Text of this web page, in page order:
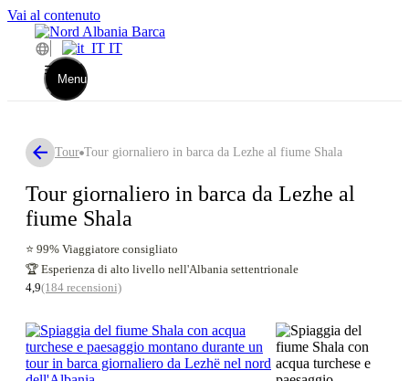
Vai al contenuto
IT
Menu
Tour Tour giornaliero in barca da Lezhe al fiume Shala
Tour giornaliero in barca da Lezhe al
fiume Shala
⭐ 99% Viaggiatore consigliato
🏆 Esperienza di alto livello nell'Albania settentrionale
4,9(184 recensioni)